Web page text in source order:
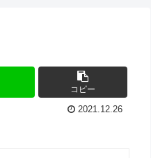
コピー
2021.12.26